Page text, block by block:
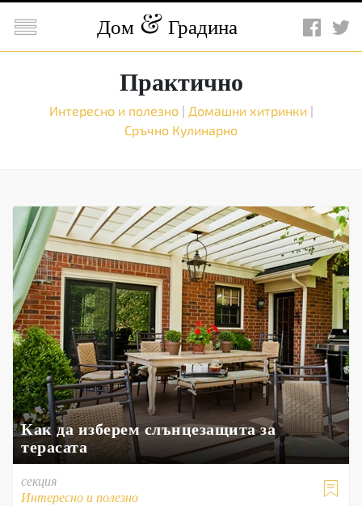
 Дом Градина
Практично
Интересно и полезно | Домашни хитринки |
Сръчно Кулинарно
Как да изберем слънцезащита за
терасата

секция
Интересно и полезно